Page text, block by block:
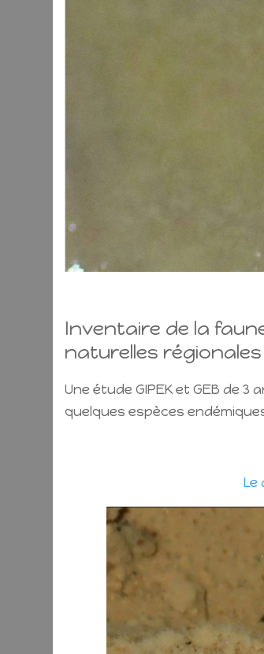
Inventaire de la
naturelles
Une étude GIPEK et GEB de
quelques espèces
Le